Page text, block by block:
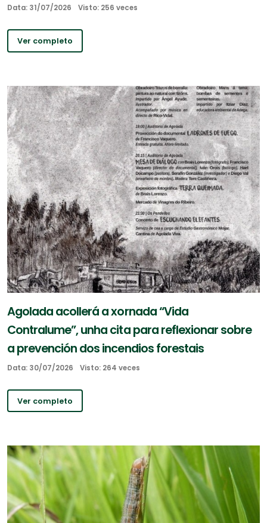
Data: 31/07/2026 Visto: 256 veces
Ver completo
Agolada acollerá a xornada “Vida
Contralume”, unha cita para reflexionar sobre
a prevención dos incendios forestais
Data: 30/07/2026 Visto: 264 veces
Ver completo